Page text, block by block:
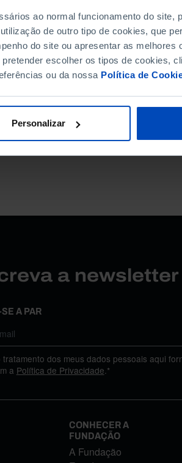
ao normal funcionamento do site,
de outro tipo de cookies, que
do site ou apresentar as melhores
escolher os tipos de cookies,
ou da nossa Política de
Personalizar
a
A PAR
tratamento dos meus dados pessoais aqui
a Política de Privacidade.*
CONHECER A
FUNDAÇÃO
A Fundação